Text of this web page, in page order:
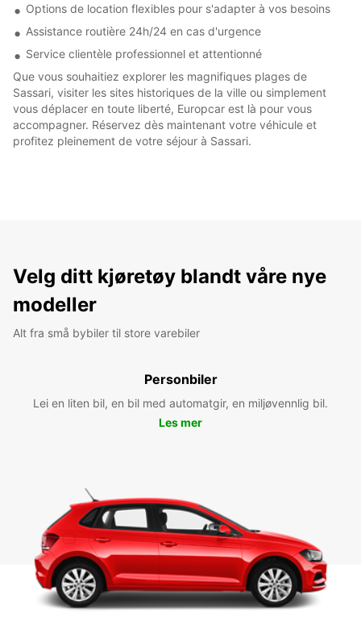
Options de location flexibles pour s'adapter à vos besoins
Assistance routière 24h/24 en cas d'urgence
Service clientèle professionnel et attentionné
Que vous souhaitiez explorer les magnifiques plages de
Sassari, visiter les sites historiques de la ville ou simplement
vous déplacer en toute liberté, Europcar est là pour vous
accompagner. Réservez dès maintenant votre véhicule et
profitez pleinement de votre séjour à Sassari.
Velg ditt kjøretøy blandt våre nye
modeller
Alt fra små bybiler til store varebiler
Personbiler
Lei en liten bil, en bil med automatgir, en miljøvennlig bil.
Les mer